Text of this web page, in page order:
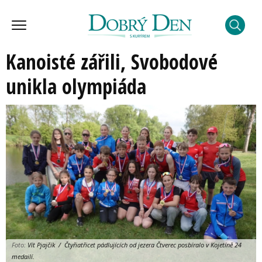
Kanoisté zářili, Svobodové
unikla olympiáda
Foto: Vít Pjajčík / Čtyřiatřicet pádlujících od jezera Čtverec posbíralo v Kojetíně 24
medailí.